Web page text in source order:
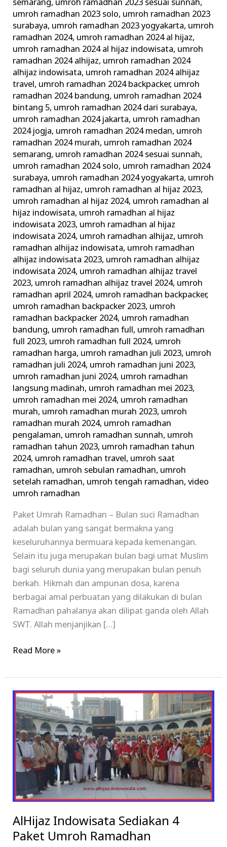
semarang, umroh ramadhan 2023 sesuai sunnah,
umroh ramadhan 2023 solo, umroh ramadhan 2023
surabaya, umroh ramadhan 2023 yogyakarta, umroh
ramadhan 2024, umroh ramadhan 2024 al hijaz,
umroh ramadhan 2024 al hijaz indowisata, umroh
ramadhan 2024 alhijaz, umroh ramadhan 2024
alhijaz indowisata, umroh ramadhan 2024 alhijaz
travel, umroh ramadhan 2024 backpacker, umroh
ramadhan 2024 bandung, umroh ramadhan 2024
bintang 5, umroh ramadhan 2024 dari surabaya,
umroh ramadhan 2024 jakarta, umroh ramadhan
2024 jogja, umroh ramadhan 2024 medan, umroh
ramadhan 2024 murah, umroh ramadhan 2024
semarang, umroh ramadhan 2024 sesuai sunnah,
umroh ramadhan 2024 solo, umroh ramadhan 2024
surabaya, umroh ramadhan 2024 yogyakarta, umroh
ramadhan al hijaz, umroh ramadhan al hijaz 2023,
umroh ramadhan al hijaz 2024, umroh ramadhan al
hijaz indowisata, umroh ramadhan al hijaz
indowisata 2023, umroh ramadhan al hijaz
indowisata 2024, umroh ramadhan alhijaz, umroh
ramadhan alhijaz indowisata, umroh ramadhan
alhijaz indowisata 2023, umroh ramadhan alhijaz
indowisata 2024, umroh ramadhan alhijaz travel
2023, umroh ramadhan alhijaz travel 2024, umroh
ramadhan april 2024, umroh ramadhan backpacker,
umroh ramadhan backpacker 2023, umroh
ramadhan backpacker 2024, umroh ramadhan
bandung, umroh ramadhan full, umroh ramadhan
full 2023, umroh ramadhan full 2024, umroh
ramadhan harga, umroh ramadhan juli 2023, umroh
ramadhan juli 2024, umroh ramadhan juni 2023,
umroh ramadhan juni 2024, umroh ramadhan
langsung madinah, umroh ramadhan mei 2023,
umroh ramadhan mei 2024, umroh ramadhan
murah, umroh ramadhan murah 2023, umroh
ramadhan murah 2024, umroh ramadhan
pengalaman, umroh ramadhan sunnah, umroh
ramadhan tahun 2023, umroh ramadhan tahun
2024, umroh ramadhan travel, umroh saat
ramadhan, umroh sebulan ramadhan, umroh
setelah ramadhan, umroh tengah ramadhan,video
umroh ramadhan
Paket Umrah Ramadhan – Bulan suci Ramadhan
adalah bulan yang sangat bermakna yang
keseluruhannya bermuara kepada kemenangan.
Selain itu juga merupakan bulan bagi umat Muslim
bagi seluruh dunia yang merupakan bulan penuh
berkah. Hikmah dan ampunan dosa, karena
berbagai amal perbuatan yang dilakukan di bulan
Ramadhan pahalanya akan dilipat ganda oleh Allah
SWT. Allah menjanjikan […]
Read More »
AlHijaz Indowisata Sediakan 4
Paket Umroh Ramadhan
AlHijaz
Indowisata
Sediakan
4
Paket
Umroh
Ramadhan